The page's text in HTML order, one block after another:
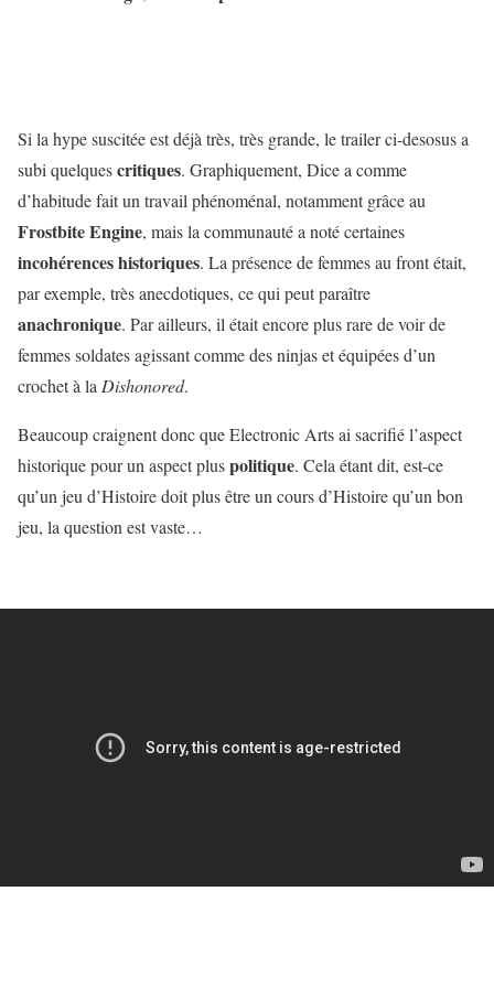
Si la hype suscitée est déjà très, très grande, le trailer ci-desosus a
subi quelquescritiques. Graphiquement, Dice a comme
d’habitude fait un travail phénoménal, notamment grâce au
Frostbite Engine, mais la communauté a noté certaines
incohérences historiques. La présence de femmes au front était,
par exemple, très anecdotiques, ce qui peut paraître
anachronique. Par ailleurs, il était encore plus rare de voir de
femmes soldates agissant comme des ninjas et équipées d’un
crochet à la Dishonored.
Beaucoup craignent donc que Electronic Arts ai sacrifié l’aspect
historique pour un aspect pluspolitique. Cela étant dit, est-ce
qu’un jeu d’Histoire doit plus être un cours d’Histoire qu’un bon
jeu, la question est vaste…